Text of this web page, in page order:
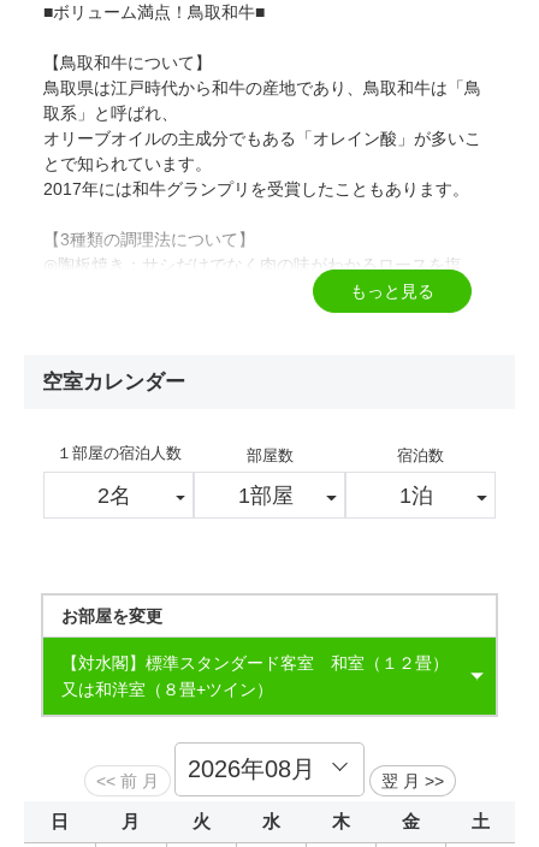
■ボリューム満点！鳥取和牛■
【鳥取和牛について】
鳥取県は江戸時代から和牛の産地であり、鳥取和牛は「鳥
取系」と呼ばれ、
オリーブオイルの主成分でもある「オレイン酸」が多いこ
とで知られています。
2017年には和牛グランプリを受賞したこともあります。
【3種類の調理法について】
◎陶板焼き：サシだけでなく肉の味がわかるロースを塩
◎蒸し：素材の味をより引き出す｢蒸し｣余分な脂が落ちて
※子供料金でお申し込みの場合はお子様会席又はお子様ラ
【温泉たまご作り体験について】
おひとり様１個！無料でお作り頂けます！
※生卵のお渡しが18：30までなのでそれまでにチェックイ
※客室は全室禁煙です（電子タバコを含む）
喫煙は所定の喫煙所をご利用ください
※アレルギー等のご連絡は宿泊3日前までにお願いします
直前のご連絡、当日、前日のご予約には対応いたしかねま
すのでご了承ください
もっと見る
空室カレンダー
１部屋の宿泊人数 部屋数 宿泊数
お部屋を変更
【対水閣】標準スタンダード客室 和室（１２畳）
又は和洋室（８畳+ツイン）
日 月 火 水 木 金
土